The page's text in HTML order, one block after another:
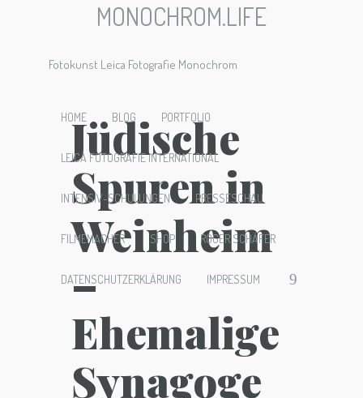
MONOCHROM.LIFE
Fotokunst Leica Fotografie Monochrom
HOME BLOG PORTFOLIO
LEICA FOTOGRAFIE INTERNATIONAL
INTENSIV-SCHULUNGEN PRESSESCHAU
FILMEMACHER SHOP ROGER SCHÄFER
DATENSCHUTZERKLÄRUNG IMPRESSUM
Jüdische
Spuren in
Weinheim
–
Ehemalige
Synagoge